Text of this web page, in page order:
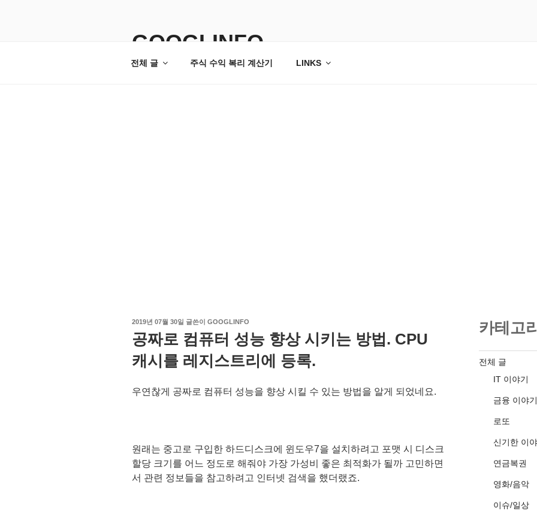
GOOGLINFO
전체 글 주식 수익 복리 계산기 LINKS
작
일
2019년 07월 30일 글쓴이 GOOGLINFO
공짜로 컴퓨터 성능 향상 시키는 방법. CPU
캐시를 레지스트리에 등록.
우연찮게 공짜로 컴퓨터 성능을 향상 시킬 수 있는 방법을 알게 되었네요.
원래는 중고로 구입한 하드디스크에 윈도우7을 설치하려고 포맷 시 디스크
할당 크기를 어느 정도로 해줘야 가장 가성비 좋은 최적화가 될까 고민하면
서 관련 정보들을 참고하려고 인터넷 검색을 했더랬죠.
카테고
전체 글
IT 이야기
금융 이야기
로또
신기한 이
연금복권
영화/음악
이슈/일상